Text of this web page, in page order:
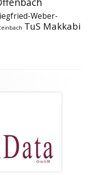
Weber-
TuS Makkabi